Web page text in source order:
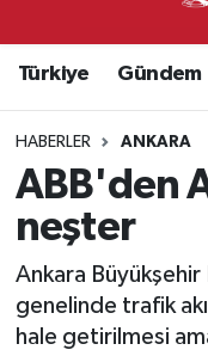
Türkiye Gündem
HABERLER ANKARA
ABB'den
neşter
Ankara
genelinde trafik
hale getirilmesi
Süper Lig
Tüm Manşetler
Son Dakika
Haber Arşivi